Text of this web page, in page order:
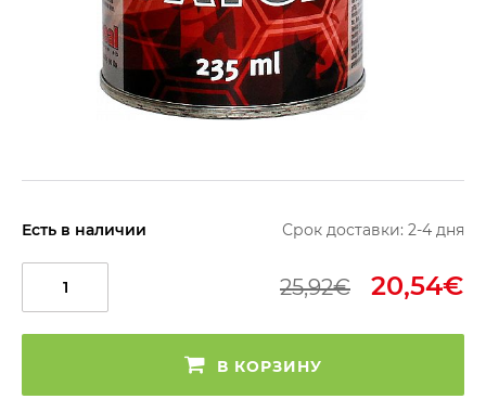
Есть в наличии Срок доставки: 2-4 дня
25,92€ 20,54€
В КОРЗИНУ